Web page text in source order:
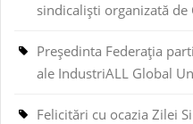
sindicaliști organizată de
Președinta Federația
ale IndustriALL Global
Felicitări cu ocazia Zilei